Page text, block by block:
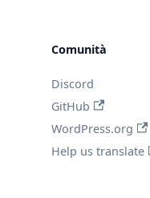
Comunità
Discord
GitHub
WordPress.org
Help us translate